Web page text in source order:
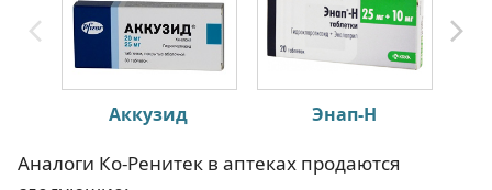
Аккузид Энап-Н
Аналоги Ко-Ренитек в аптеках продаются